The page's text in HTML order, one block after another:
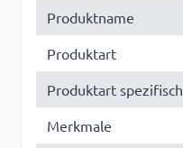
Produktname
Produktart
Produktart spezifisch
Merkmale